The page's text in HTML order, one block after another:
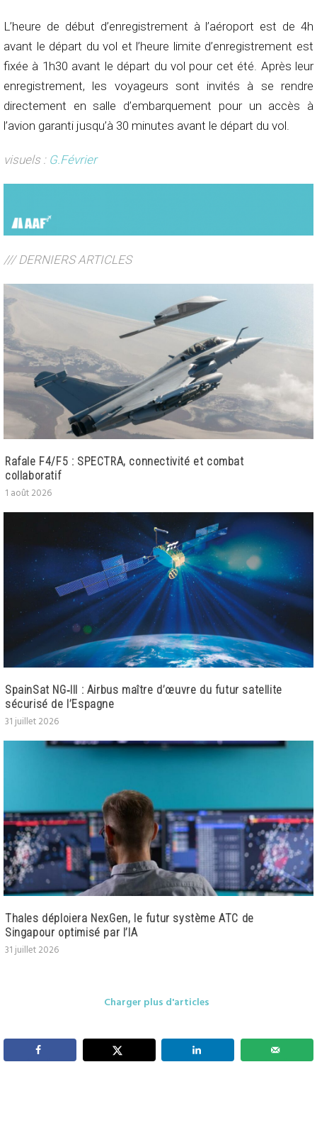
L’heure de début d’enregistrement à l’aéroport est de 4h
avant le départ du vol et l’heure limite d’enregistrement est
fixée à 1h30 avant le départ du vol pour cet été. Après leur
enregistrement, les voyageurs sont invités à se rendre
directement en salle d’embarquement pour un accès à
l’avion garanti jusqu’à 30 minutes avant le départ du vol.
visuels : G.Février
/// DERNIERS ARTICLES
Rafale F4/F5 : SPECTRA, connectivité et combat
collaboratif
1 août 2026
SpainSat NG‑III : Airbus maître d’œuvre du futur satellite
sécurisé de l’Espagne
31 juillet 2026
Thales déploiera NexGen, le futur système ATC de
Singapour optimisé par l’IA
31 juillet 2026
Charger plus d'articles